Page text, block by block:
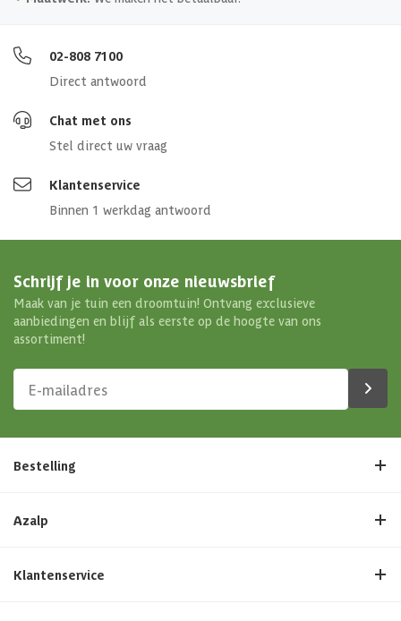
02-808 7100
Direct antwoord
Chat met ons
Stel direct uw vraag
Klantenservice
Binnen 1 werkdag antwoord
Schrijf je in voor onze nieuwsbrief
Maak van je tuin een droomtuin! Ontvang exclusieve
aanbiedingen en blijf als eerste op de hoogte van ons
assortiment!
Bestelling
Azalp
Klantenservice